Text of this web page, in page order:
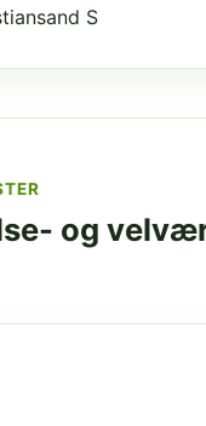
S
og